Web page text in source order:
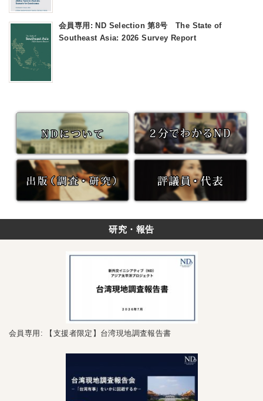
会員専用: ND Selection 第8号 The State of
Southeast Asia: 2026 Survey Report
研究・報告
会員専用: 【支援者限定】台湾現地調査報告書